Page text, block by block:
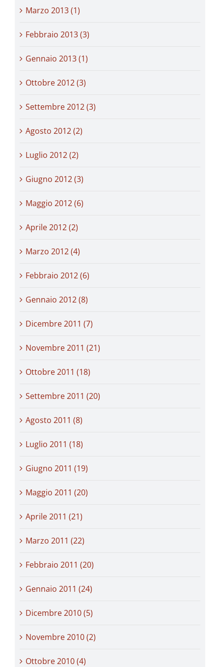
Marzo 2013 (1)
Febbraio 2013 (3)
Gennaio 2013 (1)
Ottobre 2012 (3)
Settembre 2012 (3)
Agosto 2012 (2)
Luglio 2012 (2)
Giugno 2012 (3)
Maggio 2012 (6)
Aprile 2012 (2)
Marzo 2012 (4)
Febbraio 2012 (6)
Gennaio 2012 (8)
Dicembre 2011 (7)
Novembre 2011 (21)
Ottobre 2011 (18)
Settembre 2011 (20)
Agosto 2011 (8)
Luglio 2011 (18)
Giugno 2011 (19)
Maggio 2011 (20)
Aprile 2011 (21)
Marzo 2011 (22)
Febbraio 2011 (20)
Gennaio 2011 (24)
Dicembre 2010 (5)
Novembre 2010 (2)
Ottobre 2010 (4)